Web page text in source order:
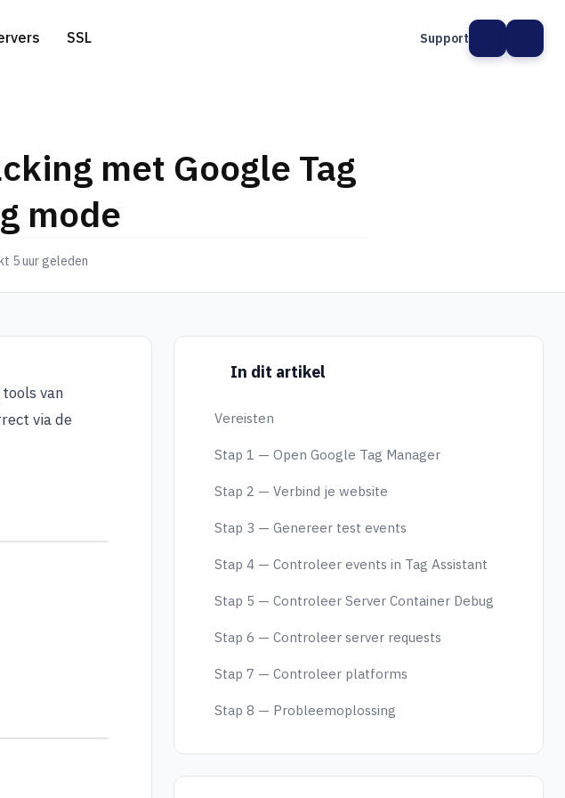
.com extensie
.net extensie
website migratie
SSL Support
met Google Tag
mode
5 uur geleden
van
via de
In dit artikel
Vereisten
Stap 1 — Open Google Tag Manager
Stap 2 — Verbind je website
Stap 3 — Genereer test events
Stap 4 — Controleer events in Tag Assistant
Stap 5 — Controleer Server Container Debug
Stap 6 — Controleer server requests
Stap 7 — Controleer platforms
Stap 8 — Probleemoplossing